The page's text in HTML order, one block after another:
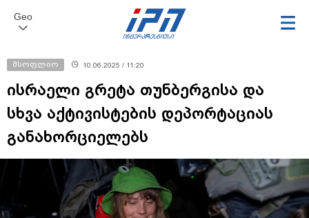
Geo
მსოფლიო 10.06.2025 / 11:20
ისრაელი გრეტა თუნბერგისა და
სხვა აქტივისტების დეპორტაციას
განახორციელებს